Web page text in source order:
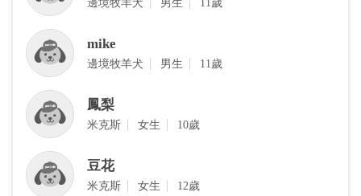
邊境牧羊犬 男生 11歲
mike
邊境牧羊犬 男生 11歲
鳳梨
‎米克斯 女生 10歲
豆花
‎米克斯 女生 12歲